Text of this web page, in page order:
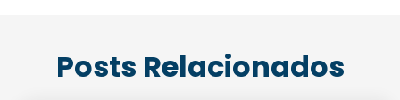
Posts Relacionados